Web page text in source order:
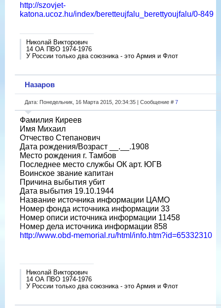
http://szovjet-
katona.ucoz.hu/index/beretteujfalu_berettyoujfalu/0-849
Николай Викторович
14 ОА ПВО 1974-1976
У России только два союзника - это Армия и Флот
Назаров
Дата: Понедельник, 16 Марта 2015, 20:34:35 | Сообщение # 7
Фамилия Киреев
Имя Михаил
Отчество Степанович
Дата рождения/Возраст __.__.1908
Место рождения г. Тамбов
Последнее место службы ОК арт. ЮГВ
Воинское звание капитан
Причина выбытия убит
Дата выбытия 19.10.1944
Название источника информации ЦАМО
Номер фонда источника информации 33
Номер описи источника информации 11458
Номер дела источника информации 858
http://www.obd-memorial.ru/html/info.htm?id=65332310
Николай Викторович
14 ОА ПВО 1974-1976
У России только два союзника - это Армия и Флот